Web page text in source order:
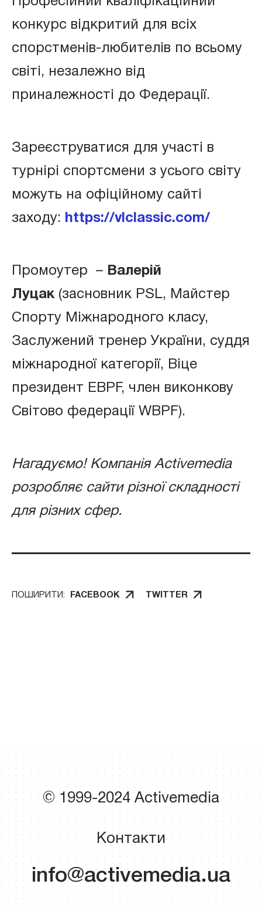
конкурс відкритий для всіх
спорстменів-любителів по всьому
світі, незалежно від
приналежності до Федерації.
Зареєструватися для участі в
турнірі спортсмени з усього світу
можуть на офіційному сайті
заходу: https://vlclassic.com/
Промоутер – Валерій
Луцак(засновник PSL, Майстер
Спорту Міжнародного класу,
Заслужений тренер України, суддя
міжнародної категорії, Віце
президент EBPF, член виконкову
Світово федерації WBPF).
Нагадуємо! Компанія Activemedia
розробляє сайти різної складності
для різних сфер.
ПОШИРИТИ: FACEBOOK TWITTER
© 1999-2024 Activemedia
Контакти
info@activemedia.ua